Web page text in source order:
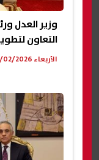
وزير العدل
التعاون
الأربعاء 18/02/2026 07:26 م